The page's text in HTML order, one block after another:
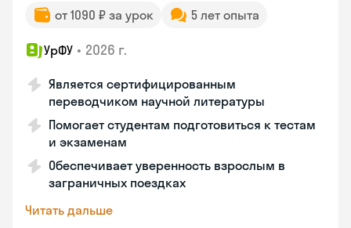
от 1090 ₽ за урок 5 лет опыта
УрФУ • 2026 г.
Является сертифицированным
переводчиком научной литературы
Помогает студентам подготовиться к тестам
и экзаменам
Обеспечивает уверенность взрослым в
заграничных поездках
Читать дальше